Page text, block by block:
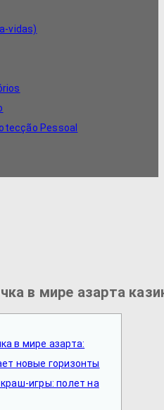
vidas)
Pessoal
в мире азарта
в мире азарта:
новые горизонты
игры: полет на